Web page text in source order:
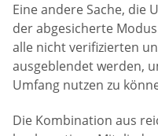
Eine andere Sache, die
der abgesicherte
alle nicht verifizierten
ausgeblendet werden,
Umfang nutzen zu
Die Kombination aus